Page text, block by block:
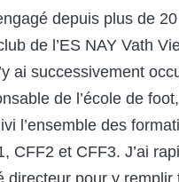
depuis plus de
de l’ES NAY Vath
ai successivement
de l’école de
l’ensemble des
CFF2 et CFF3. J’ai
directeur pour y remplir